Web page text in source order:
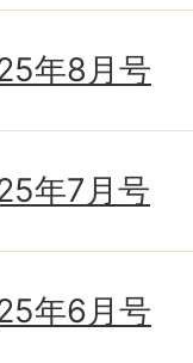
年8月号
年7月号
年6月号